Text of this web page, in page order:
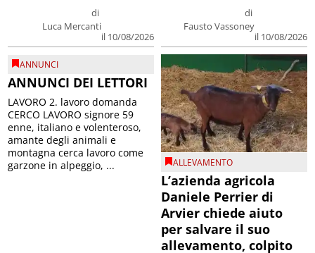
di
Luca Mercanti
il 10/08/2026
di
Fausto Vassoney
il 10/08/2026
ANNUNCI
ANNUNCI DEI LETTORI
LAVORO 2. lavoro domanda
CERCO LAVORO signore 59
enne, italiano e volenteroso,
amante degli animali e
montagna cerca lavoro come
garzone in alpeggio, ...
ALLEVAMENTO
L’azienda agricola
Daniele Perrier di
Arvier chiede aiuto
per salvare il suo
allevamento, colpito